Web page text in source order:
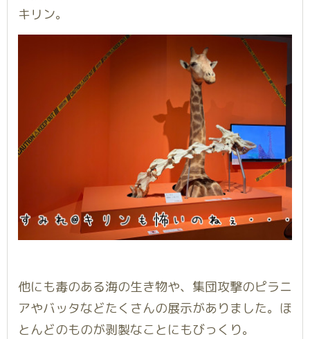
キリン。
他にも毒のある海の生き物や、集団攻撃のピラニ
アやバッタなどたくさんの展示がありました。ほ
とんどのものが剥製なことにもびっくり。